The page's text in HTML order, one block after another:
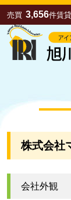
売買 3,656件賃貸
株式会社
会社外観